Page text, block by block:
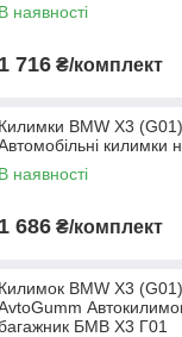
у догляді та висока
бортиком 2,5 см—
для салону та
погодні умови.
з євробортом з
3D коврики з
захисту і
в Україні, що
які ідеально
чистотою
дороги!
В наявності
1 716 ₴/комплект
Килимки BMW X3
килимки
В наявності
1 686 ₴/комплект
Килимок BMW X3
БМВ Х3 Г01